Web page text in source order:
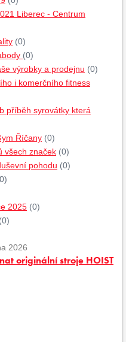
Liberec - Centrum
(0)
(0)
výrobky a prodejnu (0)
i komerčního fitness
příběh syrovátky která
Říčany (0)
všech značek (0)
pohodu (0)
2025 (0)
(0)
2026
originální stroje HOIST